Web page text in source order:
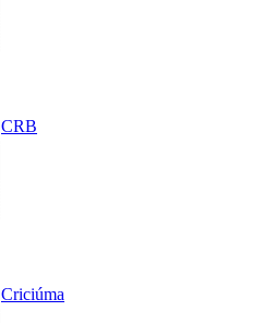
CRB
Criciúma